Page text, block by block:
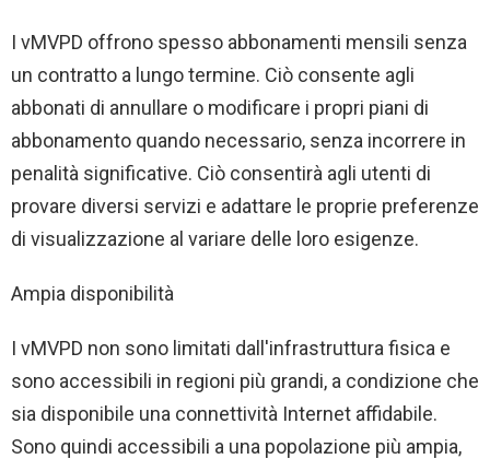
I vMVPD offrono spesso abbonamenti mensili senza
un contratto a lungo termine. Ciò consente agli
abbonati di annullare o modificare i propri piani di
abbonamento quando necessario, senza incorrere in
penalità significative. Ciò consentirà agli utenti di
provare diversi servizi e adattare le proprie preferenze
di visualizzazione al variare delle loro esigenze.
Ampia disponibilità
I vMVPD non sono limitati dall'infrastruttura fisica e
sono accessibili in regioni più grandi, a condizione che
sia disponibile una connettività Internet affidabile.
Sono quindi accessibili a una popolazione più ampia,